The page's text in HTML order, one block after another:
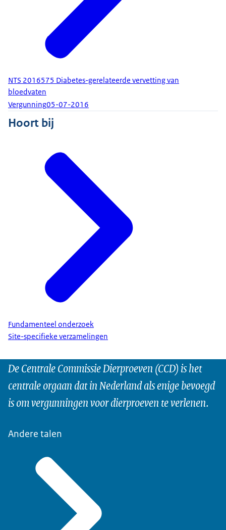
NTS 2016575 Diabetes-gerelateerde vervetting van
bloedvaten
Vergunning05-07-2016
Hoort bij
Fundamenteel onderzoek
Site-specifieke verzamelingen
De Centrale Commissie Dierproeven (CCD) is het
centrale orgaan dat in Nederland als enige bevoegd
is om vergunningen voor dierproeven te verlenen.
Andere talen